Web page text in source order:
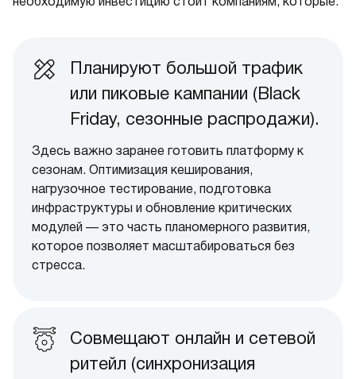
необходимую инвестицию стоит компаниям, которые:
Планируют большой трафик
или пиковые кампании (Black
Friday, сезонные распродажи).
Здесь важно заранее готовить платформу к
сезонам. Оптимизация кеширования,
нагрузочное тестирование, подготовка
инфраструктуры и обновление критических
модулей — это часть планомерного развития,
которое позволяет масштабироваться без
стресса.
Совмещают онлайн и сетевой
ритейл (синхронизация